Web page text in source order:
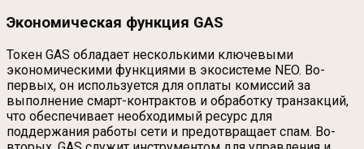
Экономическая функция GAS
Токен GAS обладает несколькими ключевыми
экономическими функциями в экосистеме NEO. Во-
первых, он используется для оплаты комиссий за
выполнение смарт-контрактов и обработку транзакций,
что обеспечивает необходимый ресурс для
поддержания работы сети и предотвращает спам. Во-